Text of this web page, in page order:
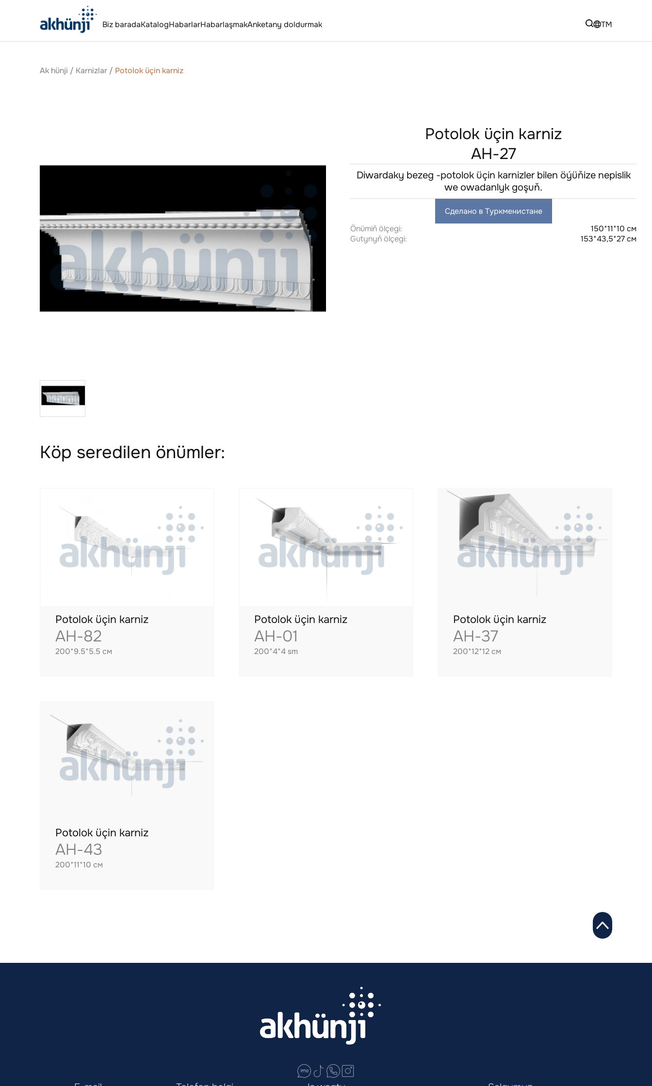
Biz baradaKatalogHabarlarHabarlaşmakAnketany doldurmak TM
Ak hünji / Karnizlar / Potolok üçin karniz
Potolok üçin karniz
AH-27
Diwardaky bezeg -potolok üçin karnizler bilen öýüňize nepislik
we owadanlyk goşuň.
Сделано в Туркменистане
Önümiň ölçegi:
150*11*10 см
Gutynyň ölçegi:
153*43,5*27 см
Köp seredilen önümler:
Potolok üçin karniz
AH-82
200*9.5*5.5 см
Potolok üçin karniz
AH-01
200*4*4 sm
Potolok üçin karniz
AH-37
200*12*12 см
Potolok üçin karniz
AH-43
200*11*10 см